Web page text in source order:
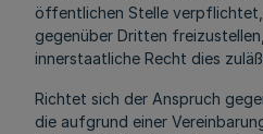
öffentlichen Stelle
gegenüber Dritten
innerstaatliche Recht dies
Richtet sich der Anspruch
die aufgrund einer